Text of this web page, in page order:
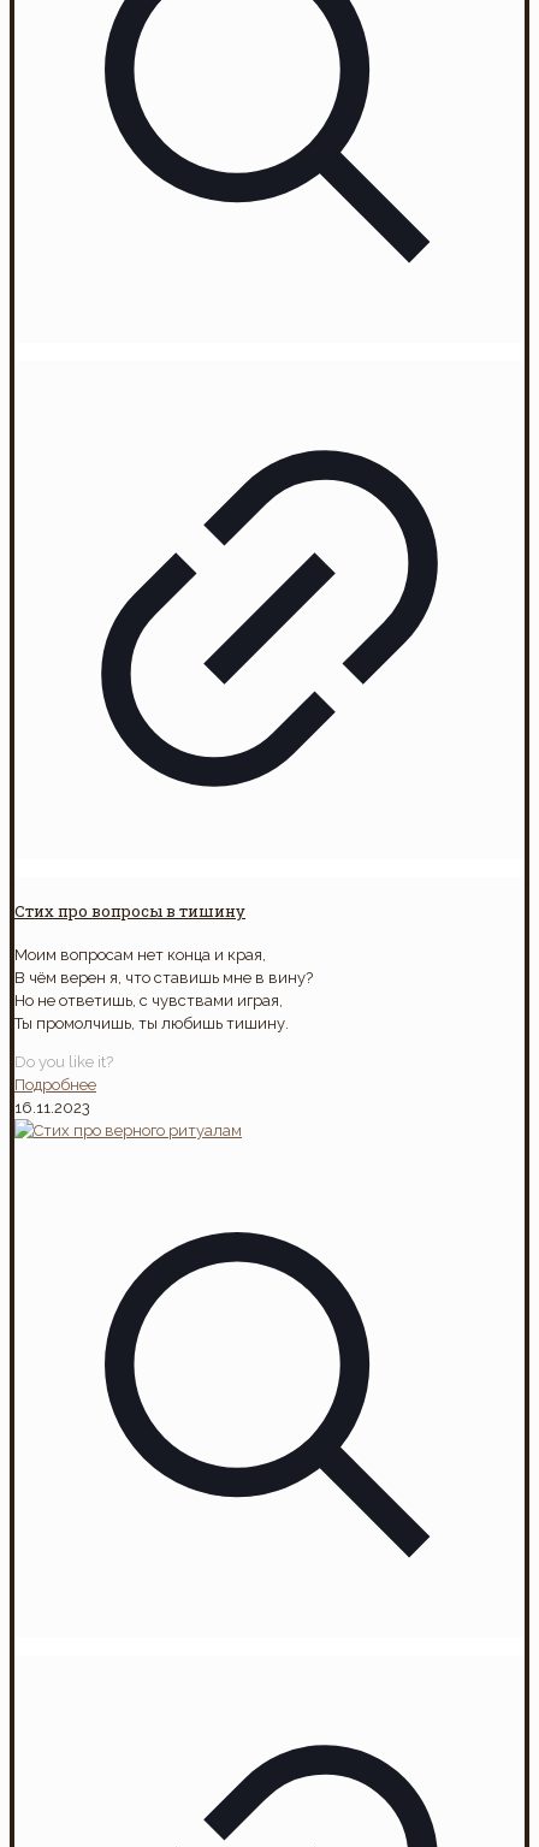
Стих про вопросы в тишину
Моим вопросам нет конца и края,
В чём верен я, что ставишь мне в вину?
Но не ответишь, с чувствами играя,
Ты промолчишь, ты любишь тишину.
Do you like it?
Подробнее
16.11.2023